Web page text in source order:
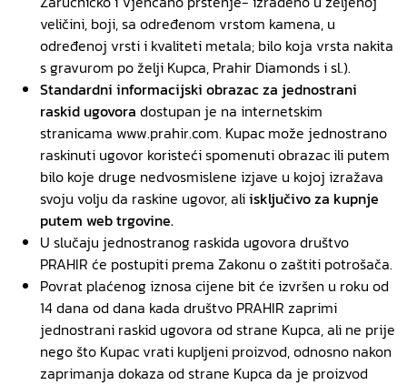
veličini, boji, sa određenom vrstom kamena, u
određenoj vrsti i kvaliteti metala; bilo koja vrsta nakita
s gravurom po želji Kupca, Prahir Diamonds i sl.).
Standardni informacijski obrazacza jednostrani
raskid ugovora dostupan je na internetskim
stranicama www.prahir.com. Kupac može jednostrano
raskinuti ugovor koristeći spomenuti obrazac ili putem
bilo koje druge nedvosmislene izjave u kojoj izražava
svoju volju da raskine ugovor, aliisključivo za kupnje
putem web trgovine.
U slučaju jednostranog raskida ugovora društvo
PRAHIR će postupiti prema Zakonu o zaštiti potrošača.
Povrat plaćenog iznosa cijene bit će izvršen u roku od
14 dana od dana kada društvo PRAHIR zaprimi
jednostrani raskid ugovora od strane Kupca, ali ne prije
nego što Kupac vrati kupljeni proizvod, odnosno nakon
zaprimanja dokaza od strane Kupca da je proizvod